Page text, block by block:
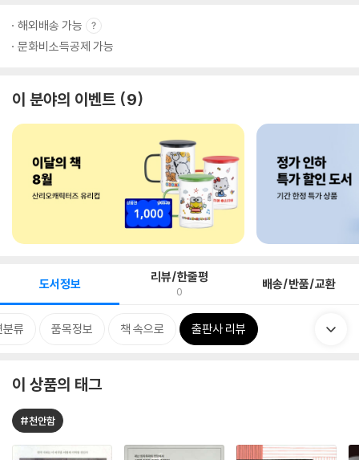
해외배송 가능
문화비소득공제 가능
이 분야의 이벤트 9
도서정보 리뷰/한줄평
0 배송/반품/교환
분류 품목정보 책 속으로 출판사 리뷰
이 상품의 태그
#천안함